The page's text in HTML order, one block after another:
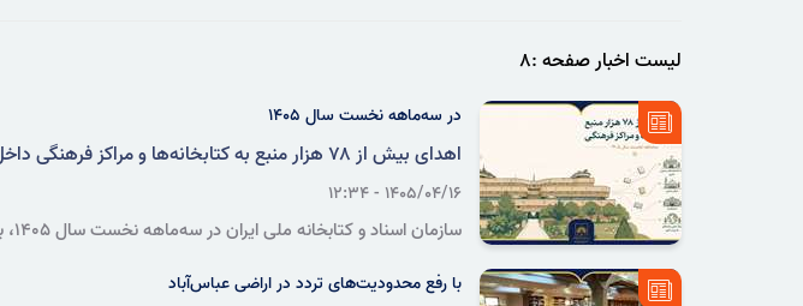
لیست اخبار صفحه :۸
در سه‌ماهه نخست سال ۱۴۰۵
اهدای بیش از ۷۸ هزار منبع به کتابخانه‌ها و مراکز فرهنگی داخل و خارج کشور
۱۴۰۵/۰۴/۱۶ - ۱۲:۳۴
با رفع محدودیت‌های تردد در اراضی عباس‌آباد